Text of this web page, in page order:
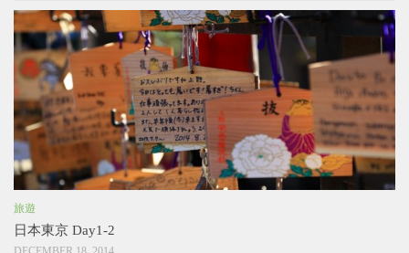
旅遊
日本東京 Day1-2